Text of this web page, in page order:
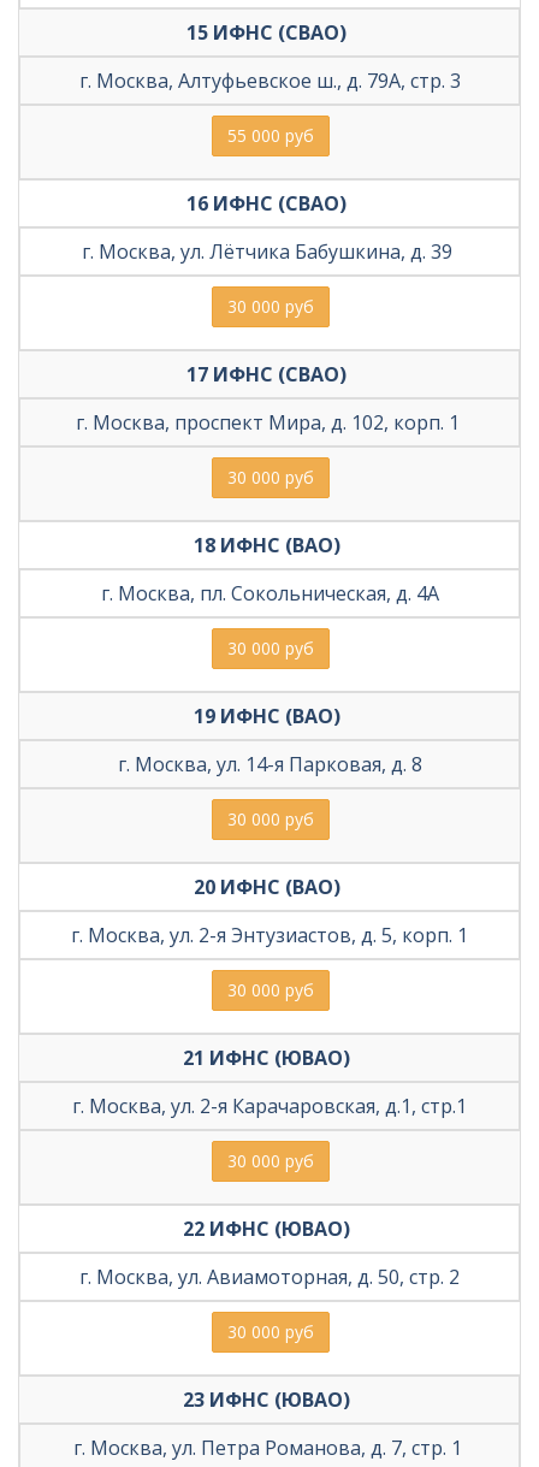
15 ИФНС (СВАО)
г. Москва, Алтуфьевское ш., д. 79А, стр. 3
55 000 руб
16 ИФНС (СВАО)
г. Москва, ул. Лётчика Бабушкина, д. 39
30 000 руб
17 ИФНС (СВАО)
г. Москва, проспект Мира, д. 102, корп. 1
30 000 руб
18 ИФНС (ВАО)
г. Москва, пл. Сокольническая, д. 4А
30 000 руб
19 ИФНС (ВАО)
г. Москва, ул. 14-я Парковая, д. 8
30 000 руб
20 ИФНС (ВАО)
г. Москва, ул. 2-я Энтузиастов, д. 5, корп. 1
30 000 руб
21 ИФНС (ЮВАО)
г. Москва, ул. 2-я Карачаровская, д.1, стр.1
30 000 руб
22 ИФНС (ЮВАО)
г. Москва, ул. Авиамоторная, д. 50, стр. 2
30 000 руб
23 ИФНС (ЮВАО)
г. Москва, ул. Петра Романова, д. 7, стр. 1